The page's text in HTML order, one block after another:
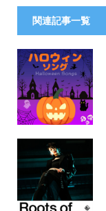
関連記事一覧